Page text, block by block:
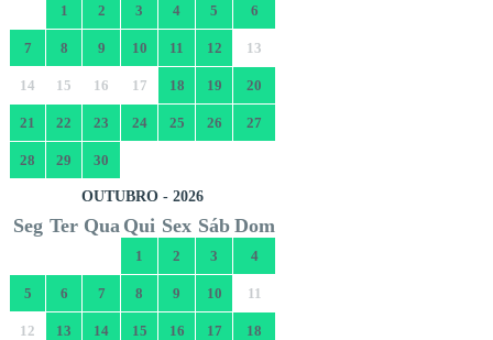
1 2 3 4 5 6
7 8 9 10 11 12 13
14 15 16 17 18 19 20
21 22 23 24 25 26 27
28 29 30
OUTUBRO - 2026
Seg Ter Qua Qui Sex Sáb Dom
1 2 3 4
5 6 7 8 9 10 11
12 13 14 15 16 17 18